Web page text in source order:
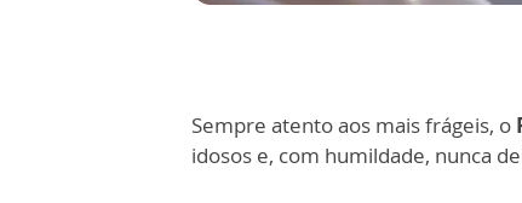
Sempre atento aos mais frágeis, o
idosos e, com humildade, nunca